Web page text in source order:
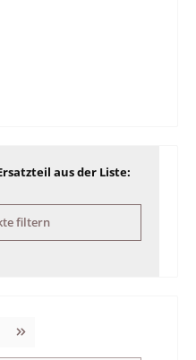
aus der Liste:
filtern